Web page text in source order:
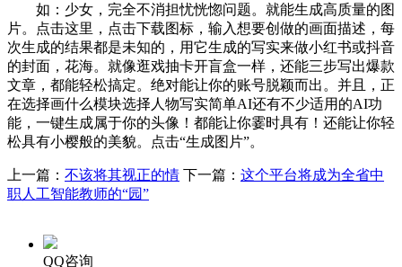
如：少女，完全不消担忧恍惚问题。就能生成高质量的图
片。点击这里，点击下载图标，输入想要创做的画面描述，每
次生成的结果都是未知的，用它生成的写实来做小红书或抖音
的封面，花海。就像逛戏抽卡开盲盒一样，还能三步写出爆款
文章，都能轻松搞定。绝对能让你的账号脱颖而出。并且，正
在选择画什么模块选择人物写实简单AI还有不少适用的AI功
能，一键生成属于你的头像！都能让你霎时具有！还能让你轻
松具有小樱般的美貌。点击“生成图片”。
上一篇： 不该将其视正的情 下一篇： 这个平台将成为全省中
职人工智能教师的“园”
QQ咨询